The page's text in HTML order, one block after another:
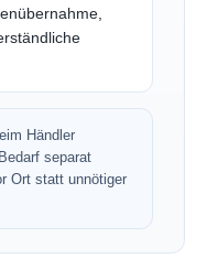
Händler
separat
Ort statt unnötiger